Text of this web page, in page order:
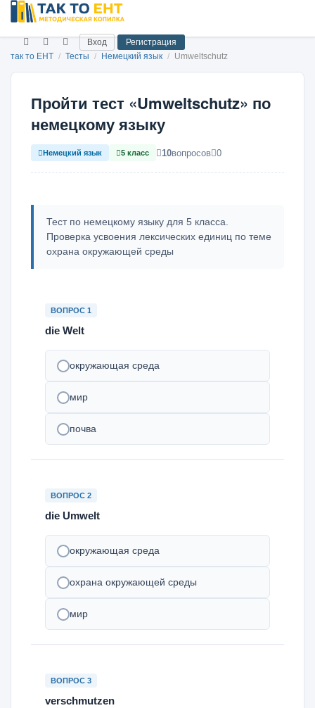
Вход
Регистрация
так то ЕНТ / Тесты / Немецкий язык / Umweltschutz
Пройти тест «Umweltschutz» по
немецкому языку
Немецкий язык 5 класс 10вопросов 0
Тест по немецкому языку для 5 класса.
Проверка усвоения лексических единиц по теме
охрана окружающей среды
ВОПРОС 1
die Welt
окружающая среда
мир
почва
ВОПРОС 2
die Umwelt
окружающая среда
охрана окружающей среды
мир
ВОПРОС 3
verschmutzen